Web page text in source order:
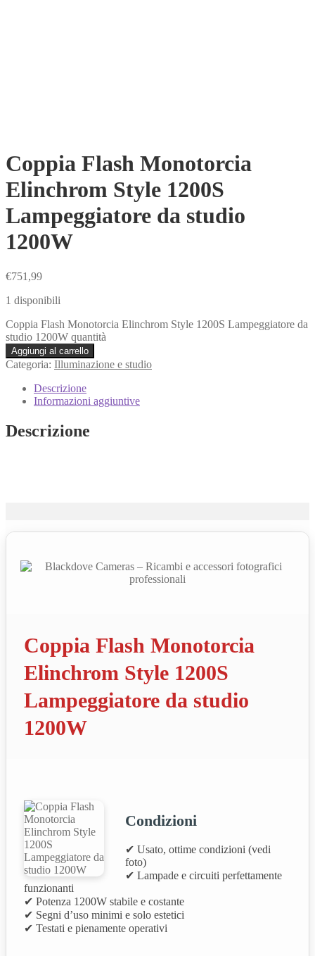
Coppia Flash Monotorcia
Elinchrom Style 1200S
Lampeggiatore da studio
1200W
€751,99
1 disponibili
Coppia Flash Monotorcia Elinchrom Style 1200S Lampeggiatore da
studio 1200W quantità
Aggiungi al carrello
Categoria: Illuminazione e studio
Descrizione
Informazioni aggiuntive
Descrizione
Coppia Flash Monotorcia
Elinchrom Style 1200S
Lampeggiatore da studio
1200W
Condizioni
✔ Usato, ottime condizioni (vedi
foto)
✔ Lampade e circuiti perfettamente
funzionanti
✔ Potenza 1200W stabile e costante
✔ Segni d’uso minimi e solo estetici
✔ Testati e pienamente operativi